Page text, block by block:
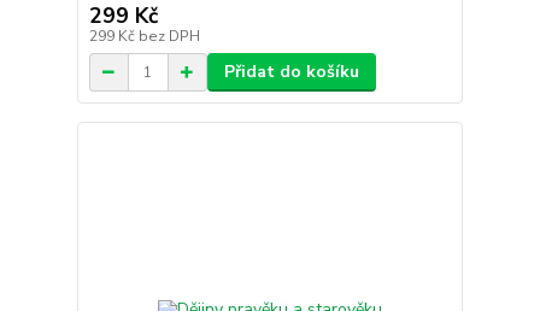
299 Kč
299 Kč bez DPH
Přidat do košíku